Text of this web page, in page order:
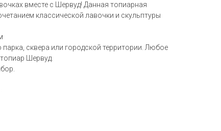
вместе с Шервуд! Данная топиарная
классической лавочки и скульптуры
сквера или городской территории. Любое
Шервуд.